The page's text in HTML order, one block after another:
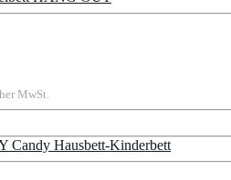
MwSt.
Candy Hausbett-Kinderbett